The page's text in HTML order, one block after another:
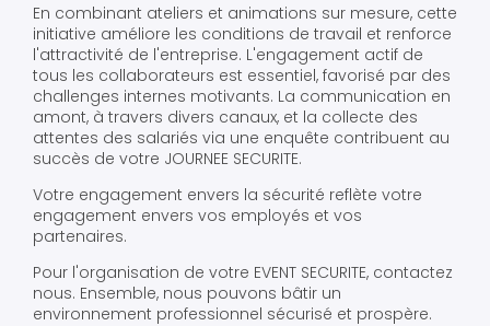
En combinant ateliers et animations sur mesure, cette
initiative améliore les conditions de travail et renforce
l'attractivité de l'entreprise. L'engagement actif de
tous les collaborateurs est essentiel, favorisé par des
challenges internes motivants. La communication en
amont, à travers divers canaux, et la collecte des
attentes des salariés via une enquête contribuent au
succès de votre JOURNEE SECURITE.
Votre engagement envers la sécurité reflète votre
engagement envers vos employés et vos
partenaires.
Pour l'organisation de votre EVENT SECURITE, contactez
nous. Ensemble, nous pouvons bâtir un
environnement professionnel sécurisé et prospère.